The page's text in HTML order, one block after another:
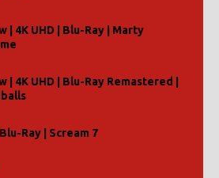
| 4K UHD | Blu-Ray | Marty
| 4K UHD | Blu-Ray Remastered |
Ray | Scream 7